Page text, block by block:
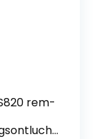
rem-